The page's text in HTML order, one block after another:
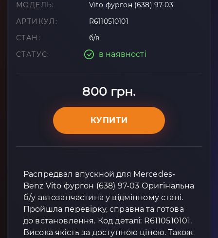
МОДЕЛЬ:
Vito фургон (638) 97-03
АРТИКУЛ:
R6110510101
СТАН:
б/в
СТАТУС:
в наявності
800 грн.
КУПИТИ
Распредвал впускной для Mercedes-
Benz Vito фургон (638) 97-03 Оригінальна
б/у автозапчастина у відмінному стані.
Пройшла перевірку, справна та готова
до встановлення. Код деталі: R6110510101.
Висока якість за доступною ціною. Також